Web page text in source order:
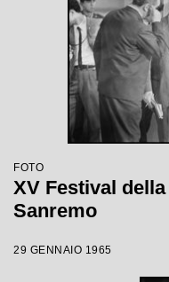
FOTO
XV Festival
Sanremo
29 GENNAIO 1965